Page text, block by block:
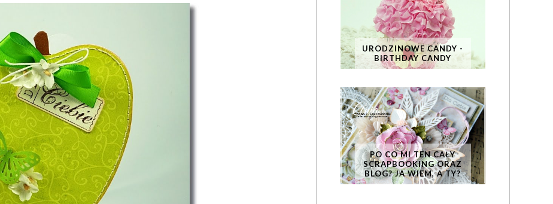
URODZINOWE CANDY -
BIRTHDAY CANDY
PO CO MI TEN CAŁY
SCRAPBOOKING ORAZ
BLOG? JA WIEM, A TY?